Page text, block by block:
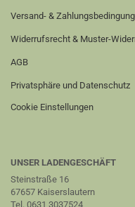
Versand- &
Widerrufsrecht & Muster-
AGB
Privatsphäre und Datenschutz
Cookie Einstellungen
UNSER LADENGESCHÄFT
Steinstraße 16
67657 Kaiserslautern
Tel. 0631 3037524